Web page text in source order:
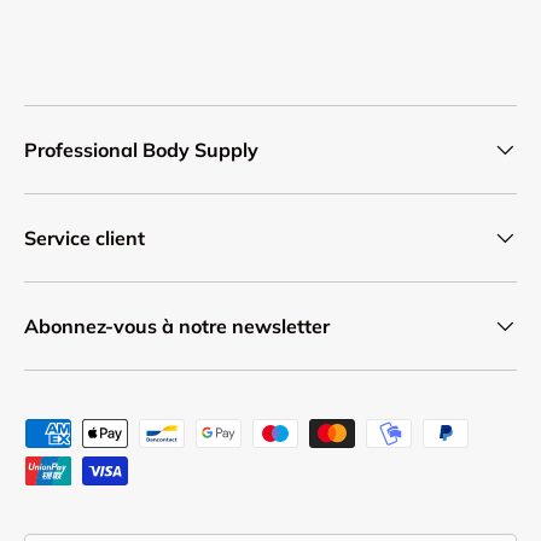
Professional Body Supply
Service client
Abonnez-vous à notre newsletter
Moyens de paiement acceptés